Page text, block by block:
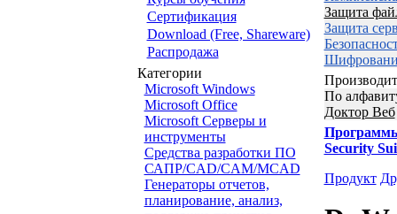
Сертификация
Download (Free, Shareware)
Распродажа
Категории
Microsoft Windows
Microsoft Office
Microsoft Серверы и
инструменты
Средства разработки ПО
САПР/CAD/CAM/MCAD
Генераторы отчетов,
планирование, анализ,
Защита
Защита
По
Доктор Веб
Security
Продукт